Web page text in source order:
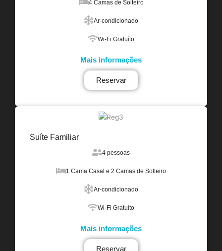
4 Camas de Solteiro
Ar-condicionado
Wi-Fi Gratuíto
Mais informações
Reservar
Suíte Familiar
4 pessoas
1 Cama Casal e 2 Camas de Solteiro
Ar-condicionado
Wi-Fi Gratuíto
Mais informações
Reservar